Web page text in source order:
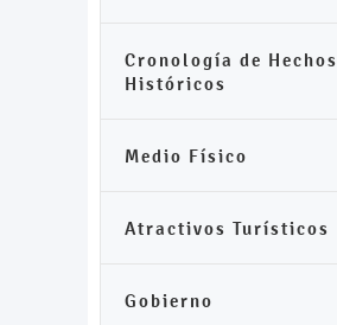
Cronología de Hechos
Históricos
Medio Físico
Atractivos Turísticos
Gobierno